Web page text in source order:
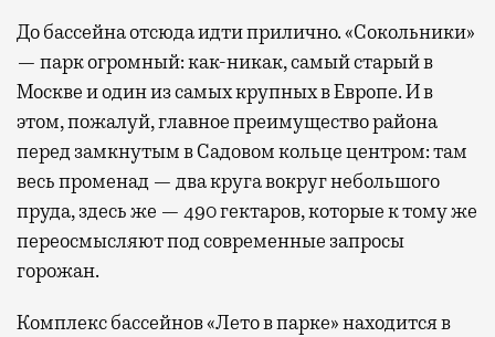
До бассейна отсюда идти прилично. «Сокольники»
— парк огромный: как-никак, самый старый в
Москве и один из самых крупных в Европе. И в
этом, пожалуй, главное преимущество района
перед замкнутым в Садовом кольце центром: там
весь променад — два круга вокруг небольшого
пруда, здесь же — 490 гектаров, которые к тому же
переосмысляют под современные запросы
горожан.
Комплекс бассейнов «Лето в парке» находится в